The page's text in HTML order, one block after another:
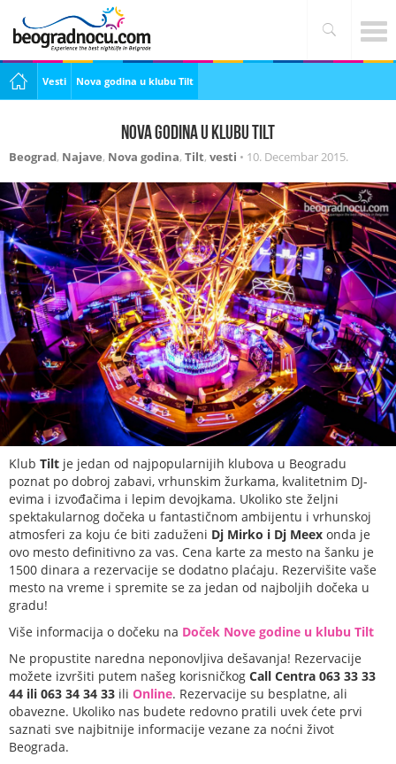
Vesti Nova godina u klubu Tilt
Nova godina u klubu Tilt
Beograd, Najave, Nova godina, Tilt, vesti • 10. Decembar 2015.
Klub Tilt je jedan od najpopularnijih klubova u Beogradu
poznat po dobroj zabavi, vrhunskim žurkama, kvalitetnim DJ-
evima i izvođačima i lepim devojkama. Ukoliko ste željni
spektakularnog dočeka u fantastičnom ambijentu i vrhunskoj
atmosferi za koju će biti zaduženi Dj Mirko i Dj Meex onda je
ovo mesto definitivno za vas. Cena karte za mesto na šanku je
1500 dinara a rezervacije se dodatno plaćaju. Rezervišite vaše
mesto na vreme i spremite se za jedan od najboljih dočeka u
gradu!
Više informacija o dočeku na Doček Nove godine u klubu Tilt
Ne propustite naredna neponovljiva dešavanja! Rezervacije
možete izvršiti putem našeg korisničkog Call Centra 063 33 33
44 ili 063 34 34 33 ili Online. Rezervacije su besplatne, ali
obavezne. Ukoliko nas budete redovno pratili uvek ćete prvi
saznati sve najbitnije informacije vezane za noćni život
Beograda.